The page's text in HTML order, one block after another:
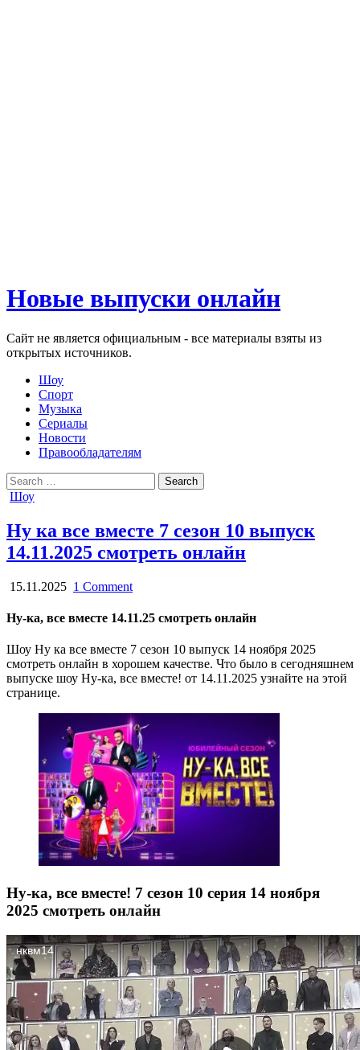
Новые выпуски онлайн
Сайт не является официальным - все материалы взяты из
открытых источников.
Шоу
Спорт
Музыка
Сериалы
Новости
Правообладателям
Search
for:
Posted
Шоу
Ну ка все вместе 7 сезон 10 выпуск
14.11.2025 смотреть онлайн
15.11.2025 1 Comment
Ну-ка, все вместе 14.11.25 смотреть онлайн
Шоу Ну ка все вместе 7 сезон 10 выпуск 14 ноября 2025
смотреть онлайн в хорошем качестве. Что было в сегодняшнем
выпуске шоу Ну-ка, все вместе! от 14.11.2025 узнайте на этой
странице.
Ну-ка, все вместе! 7 сезон 10 серия 14 ноября
2025 смотреть онлайн